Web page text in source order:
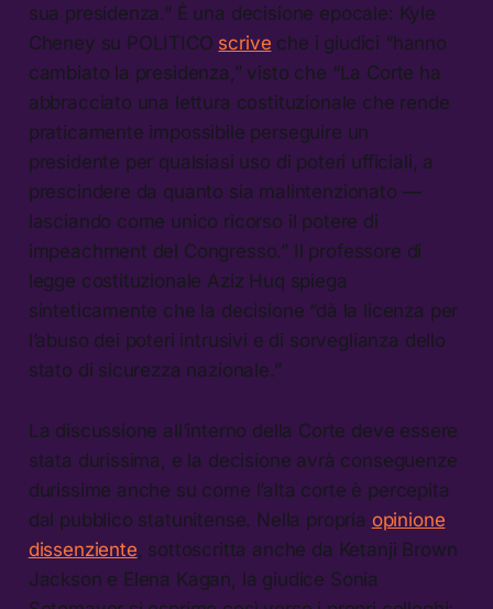
sua presidenza.” È una decisione epocale: Kyle
Cheney su POLITICO scrive che i giudici “hanno
cambiato la presidenza,” visto che “La Corte ha
abbracciato una lettura costituzionale che rende
praticamente impossibile perseguire un
presidente per qualsiasi uso di poteri ufficiali, a
prescindere da quanto sia malintenzionato —
lasciando come unico ricorso il potere di
impeachment del Congresso.” Il professore di
legge costituzionale Aziz Huq spiega
sinteticamente che la decisione “dà la licenza per
l’abuso dei poteri intrusivi e di sorveglianza dello
stato di sicurezza nazionale.”
La discussione all’interno della Corte deve essere
stata durissima, e la decisione avrà conseguenze
durissime anche su come l’alta corte è percepita
dal pubblico statunitense. Nella propria opinione
dissenziente , sottoscritta anche da Ketanji Brown
Jackson e Elena Kagan, la giudice Sonia